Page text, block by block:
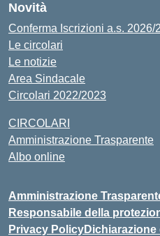
Novità
Conferma Iscrizioni a.s. 2026/
Le circolari
Le notizie
Area Sindacale
Circolari 2022/2023
CIRCOLARI
Amministrazione Trasparente
Albo online
Amministrazione
Responsabile della
Privacy Policy